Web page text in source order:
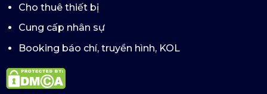
Cho thuê thiết bị
Cung cấp nhân sự
Booking báo chí, truyền hình, KOL